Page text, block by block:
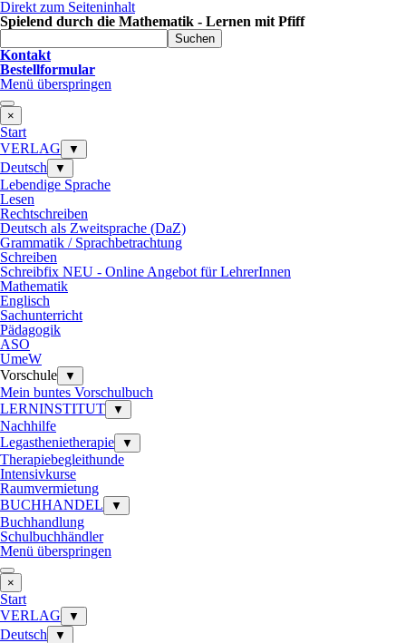
Direkt zum Seiteninhalt
Spielend durch die Mathematik - Lernen mit Pfiff
Suchen
Kontakt
Bestellformular
Menü überspringen
×
Start
VERLAG
▼
Deutsch ▼
Lebendige Sprache
Lesen
Rechtschreiben
Deutsch als Zweitsprache (DaZ)
Grammatik / Sprachbetrachtung
Schreiben
Schreibfix NEU - Online Angebot für LehrerInnen
Mathematik
Englisch
Sachunterricht
Pädagogik
ASO
UmeW
Vorschule
▼
Mein buntes Vorschulbuch
LERNINSTITUT
▼
Nachhilfe
Legasthenietherapie
▼
Therapiebegleithunde
Intensivkurse
Raumvermietung
BUCHHANDEL
▼
Buchhandlung
Schulbuchhändler
Menü überspringen
×
Start
VERLAG
▼
Deutsch ▼